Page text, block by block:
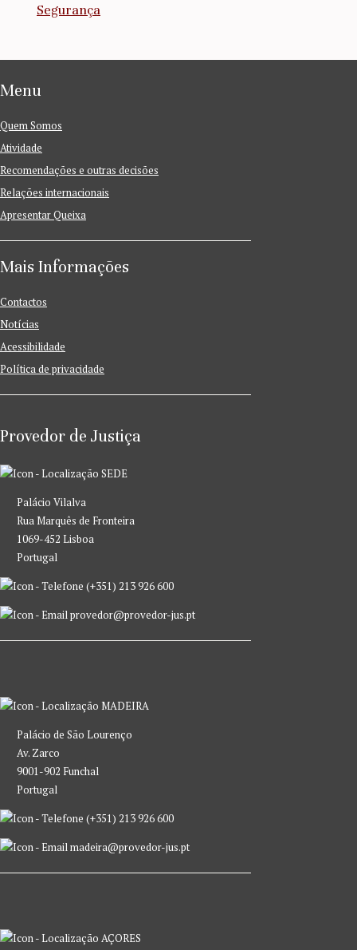
Segurança
Menu
Quem Somos
Atividade
Recomendações e outras decisões
Relações internacionais
Apresentar Queixa
Mais Informações
Contactos
Notícias
Acessibilidade
Política de privacidade
Provedor de Justiça
SEDE
Palácio Vilalva
Rua Marquês de Fronteira
1069-452 Lisboa
Portugal
(+351) 213 926 600
provedor@provedor-jus.pt
MADEIRA
Palácio de São Lourenço
Av. Zarco
9001-902 Funchal
Portugal
(+351) 213 926 600
madeira@provedor-jus.pt
AÇORES